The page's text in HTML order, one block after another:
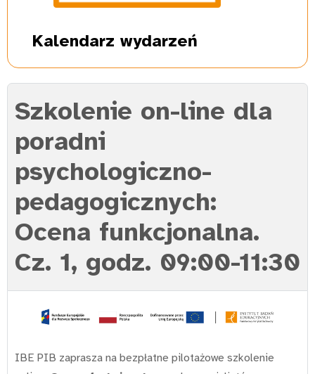
Kalendarz wydarzeń
Szkolenie on-line dla
poradni
psychologiczno-
pedagogicznych:
Ocena funkcjonalna.
Cz. 1, godz. 09:00-11:30
IBE PIB zaprasza na bezpłatne pilotażowe szkolenie